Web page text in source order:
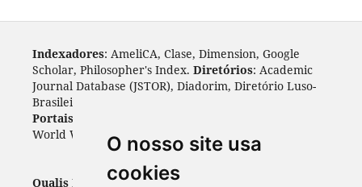
O nosso site usa
cookies
Indexadores: AmeliCA, Clase, Dimension, Google
Scholar, Philosopher's Index. Diretórios: Academic
Journal Database (JSTOR), Diadorim, Diretório Luso-
Brasileiro, DOAJ, Journal 4 free, ROAD, Socol@ar.
Portais
World Wide Science.
: Cite Factor, OAJI.
Qualis Periódicos - Capes: A1